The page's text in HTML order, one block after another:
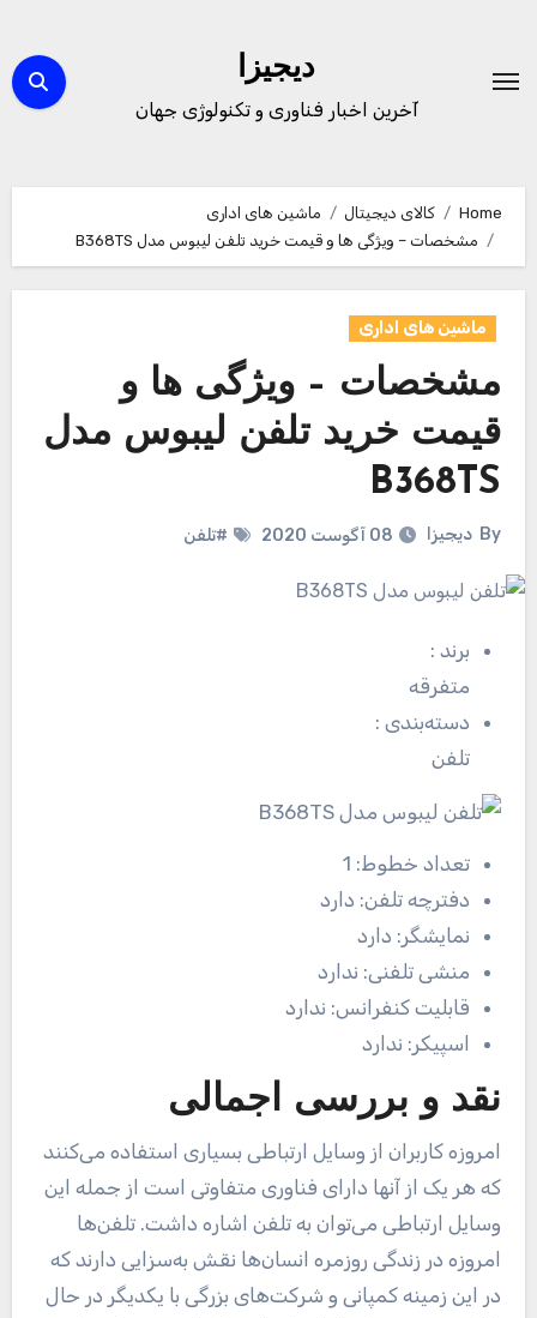
content
دیجیزا
آخرین اخبار فناوری و تکنولوژی جهان
Home کالای دیجیتال
ماشین های اداری
مشخصات – ویژگی ها و قیمت خرید تلفن لیبوس مدل B368TS
ماشین های اداری
مشخصات – ویژگی ها و
قیمت خرید تلفن لیبوس مدل
B368TS
By دیجیزا 08 آگوست 2020 #تلفن
برند:
متفرقه
دسته‌بندی:
تلفن
تعداد خطوط: 1
دفترچه تلفن: دارد
نمایشگر: دارد
منشی تلفنی: ندارد
قابلیت کنفرانس: ندارد
اسپیکر: ندارد
نقد و بررسی اجمالی
امروزه کاربران از وسایل ارتباطی بسیاری استفاده می‌کنند
که هر یک از آنها دارای فناوری متفاوتی است از جمله این
وسایل ارتباطی می‌توان به تلفن اشاره داشت. تلفن‌ها
امروزه در زندگی روزمره انسان‌ها نقش به‌سزایی دارند که
در این زمینه کمپانی و شرکت‌های بزرگی با یکدیگر در حال